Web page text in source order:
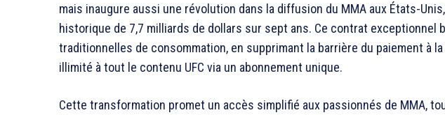
mais inaugure aussi une révolution dans la diffusion du MMA aux États-
historique de 7,7 milliards de dollars sur sept ans. Ce contrat exceptionnel
traditionnelles de consommation, en supprimant la barrière du paiement à
illimité à tout le contenu UFC via un abonnement unique.
Cette transformation promet un accès simplifié aux passionnés de MMA,